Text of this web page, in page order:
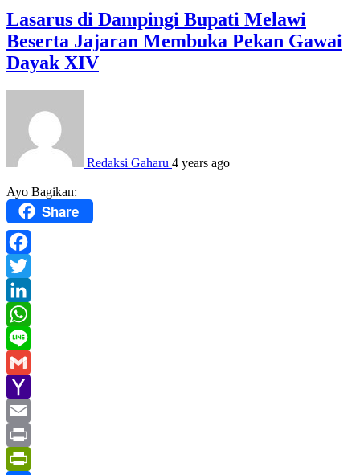
Lasarus di Dampingi Bupati Melawi
Beserta Jajaran Membuka Pekan Gawai
Dayak XIV
Redaksi Gaharu 4 years ago
Ayo Bagikan:
Share
Facebook
Twitter
LinkedIn
WhatsApp
Line
Gmail
Yahoo
Mail
Email
Print